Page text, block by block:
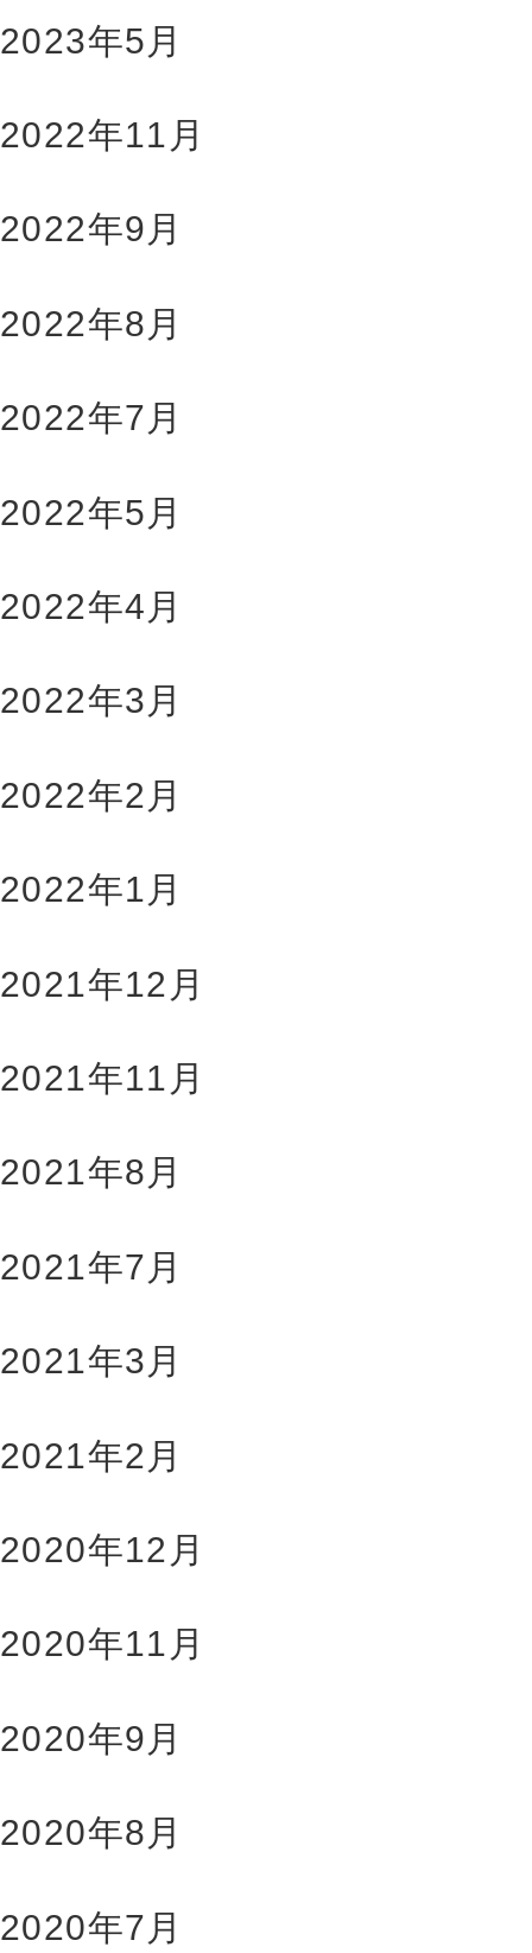
2023年5月
2022年11月
2022年9月
2022年8月
2022年7月
2022年5月
2022年4月
2022年3月
2022年2月
2022年1月
2021年12月
2021年11月
2021年8月
2021年7月
2021年3月
2021年2月
2020年12月
2020年11月
2020年9月
2020年8月
2020年7月